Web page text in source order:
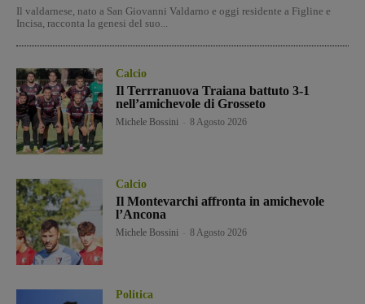
Il valdarnese, nato a San Giovanni Valdarno e oggi residente a Figline e
Incisa, racconta la genesi del suo...
Calcio
Il Terrranuova Traiana battuto 3-1
nell’amichevole di Grosseto
Michele Bossini 8 Agosto 2026
Calcio
Il Montevarchi affronta in amichevole
l’Ancona
Michele Bossini 8 Agosto 2026
Politica